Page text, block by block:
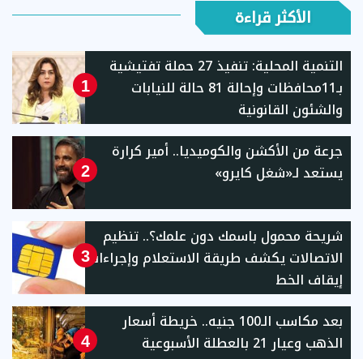
الأكثر قراءة
1
التنمية المحلية: تنفيذ 27 حملة تفتيشية
بـ11محافظات وإحالة 81 حالة للنيابات
والشئون القانونية
2
جرعة من الأكشن والكوميديا.. أمير كرارة
يستعد لـ«شغل كايرو»
3
شريحة محمول باسمك دون علمك؟.. تنظيم
الاتصالات يكشف طريقة الاستعلام وإجراءات
إيقاف الخط
4
بعد مكاسب الـ100 جنيه.. خريطة أسعار
الذهب وعيار 21 بالعطلة الأسبوعية